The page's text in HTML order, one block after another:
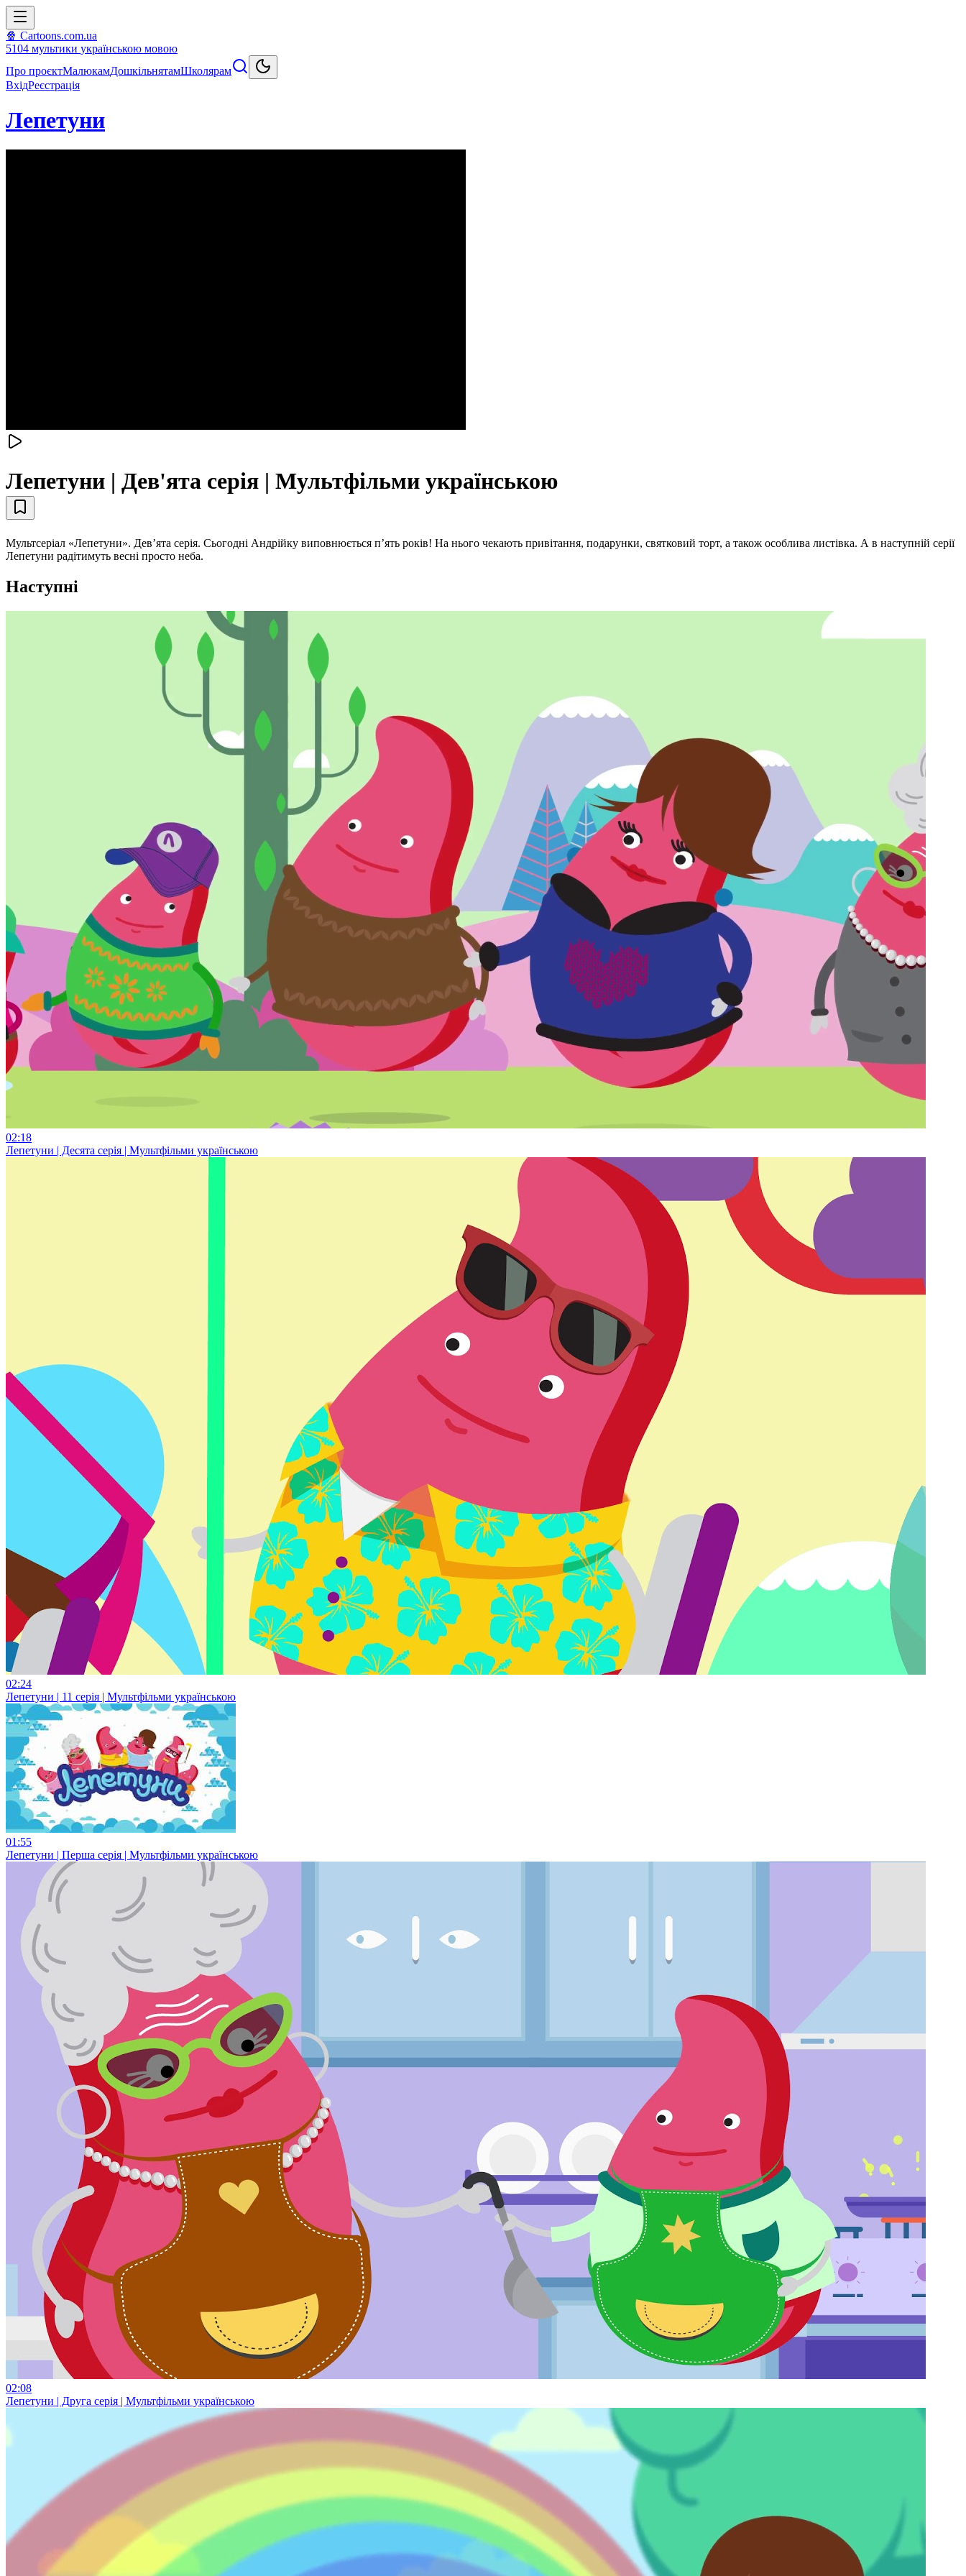
🍿 Cartoons.com.ua
5104 мультики українською мовою
Про проєктМалюкамДошкільнятамШколярам
ВхідРеєстрація
Лепетуни
Лепетуни | Дев'ята серія | Мультфільми українською
Мультсеріал «Лепетуни». Дев’ята серія. Сьогодні Андрійку виповнюється п’ять років! На нього чекають привітання, подарунки, святковий торт, а також особлива листівка. А в наступній серії
Лепетуни радітимуть весні просто неба.
Наступні
02:18
Лепетуни | Десята серія | Мультфільми українською
02:24
Лепетуни | 11 серія | Мультфільми українською
01:55
Лепетуни | Перша серія | Мультфільми українською
02:08
Лепетуни | Друга серія | Мультфільми українською